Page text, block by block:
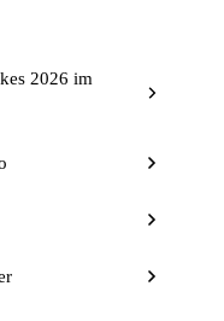
2026 im